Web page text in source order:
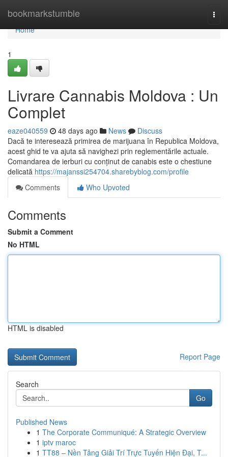
bookmarkstumble
Home
Home
1
Livrare Cannabis Moldova : Un
Complet
eaze040559 48 days ago News
Discuss
Dacă te interesează primirea de marijuana în Republica Moldova,
acest ghid te va ajuta să navighezi prin reglementările actuale.
Comandarea de ierburi cu conținut de canabis este o chestiune
delicată https://majanssi254704.sharebyblog.com/profile
Comments
Who Upvoted
Comments
Submit a Comment
No HTML
HTML is disabled
Report Page
Search
Go
Published News
1 The Corporate Communiqué: A Strategic Overview
1 iptv maroc
1 TT88 – Nền Tảng Giải Trí Trực Tuyến Hiện Đại, T...